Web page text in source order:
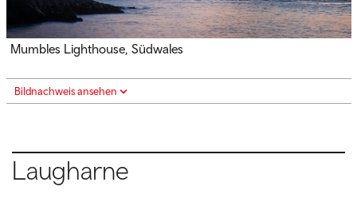
Mumbles Lighthouse, Südwales
Bildnachweis ansehen
Laugharne